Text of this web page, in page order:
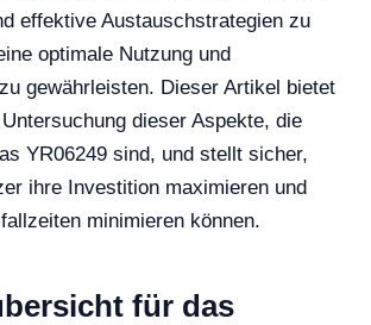
effektive Austauschstrategien zu
optimale Nutzung und
gewährleisten. Dieser Artikel bietet
dieser Aspekte, die
YR06249 sind, und stellt sicher,
ihre Investition maximieren und
minimieren können.
für das